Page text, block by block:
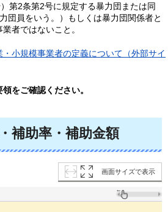
）第2条第2号に規定する暴力団または同
団員をいう。）もしくは暴力団関係者と
者ではないこと。
・小規模事業者の定義について（外部サイ
をご確認ください。
補助率・補助金額
画面サイズで表示